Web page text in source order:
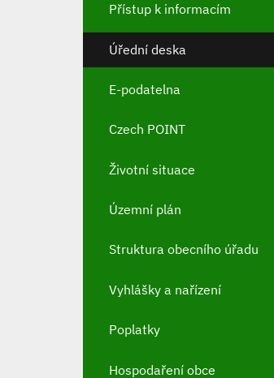
Přístup k informacím
Úřední deska
E-podatelna
Czech POINT
Životní situace
Územní plán
Struktura obecního úřadu
Vyhlášky a nařízení
Poplatky
Hospodaření obce